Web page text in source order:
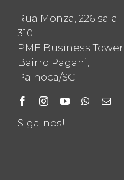
Rua Monza, 226 sala
310
PME Business Tower
Bairro Pagani,
Palhoça/SC
Siga-nos!